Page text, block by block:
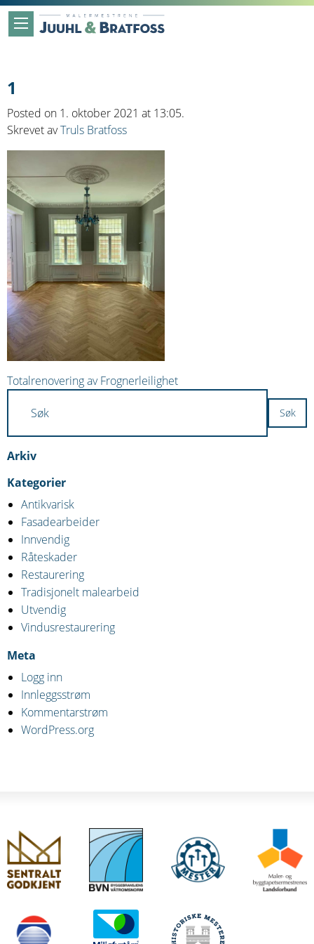
1
Posted on 1. oktober 2021 at 13:05.
Skrevet avTruls Bratfoss
Innleggsnavigasjon
Totalrenovering av Frognerleilighet
Arkiv
Kategorier
Antikvarisk
Fasadearbeider
Innvendig
Råteskader
Restaurering
Tradisjonelt malearbeid
Utvendig
Vindusrestaurering
Meta
Logg inn
Innleggsstrøm
Kommentarstrøm
WordPress.org